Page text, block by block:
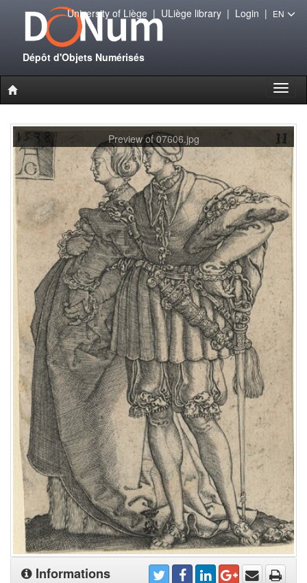
Dépôt d'Objets Numérisés
University of Liège| ULiège library| Login | EN
Preview of 07606.jpg
Informations